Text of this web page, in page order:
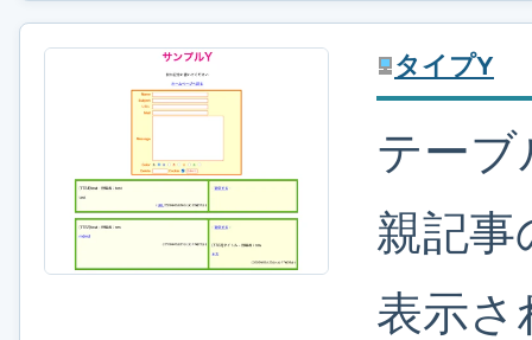
タイプY
テーブ
親記事
表示さ